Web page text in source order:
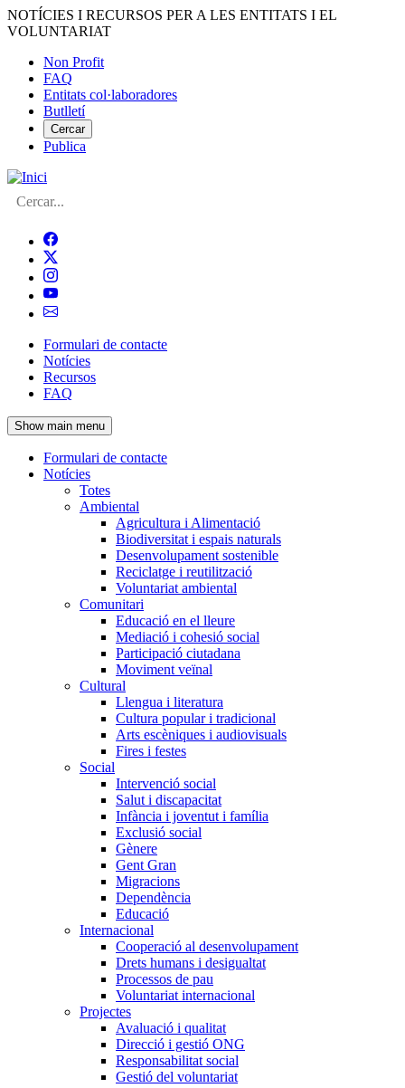
Vés
al
NOTÍCIES I RECURSOS PER A LES ENTITATS I EL
VOLUNTARIAT
Menú
del
compte
d'usuari
Non Profit
FAQ
Entitats col·laboradores
Butlletí
Cercar
Publica
Cerca
Navegació
principal
de
l'encapçalament
Formulari de contacte
Notícies
Recursos
FAQ
Show main menu
Navegació
principal
Formulari de contacte
Notícies
Totes
Ambiental
Agricultura i Alimentació
Biodiversitat i espais naturals
Desenvolupament sostenible
Reciclatge i reutilització
Voluntariat ambiental
Comunitari
Educació en el lleure
Mediació i cohesió social
Participació ciutadana
Moviment veïnal
Cultural
Llengua i literatura
Cultura popular i tradicional
Arts escèniques i audiovisuals
Fires i festes
Social
Intervenció social
Salut i discapacitat
Infància i joventut i família
Exclusió social
Gènere
Gent Gran
Migracions
Dependència
Educació
Internacional
Cooperació al desenvolupament
Drets humans i desigualtat
Processos de pau
Voluntariat internacional
Projectes
Avaluació i qualitat
Direcció i gestió ONG
Responsabilitat social
Gestió del voluntariat